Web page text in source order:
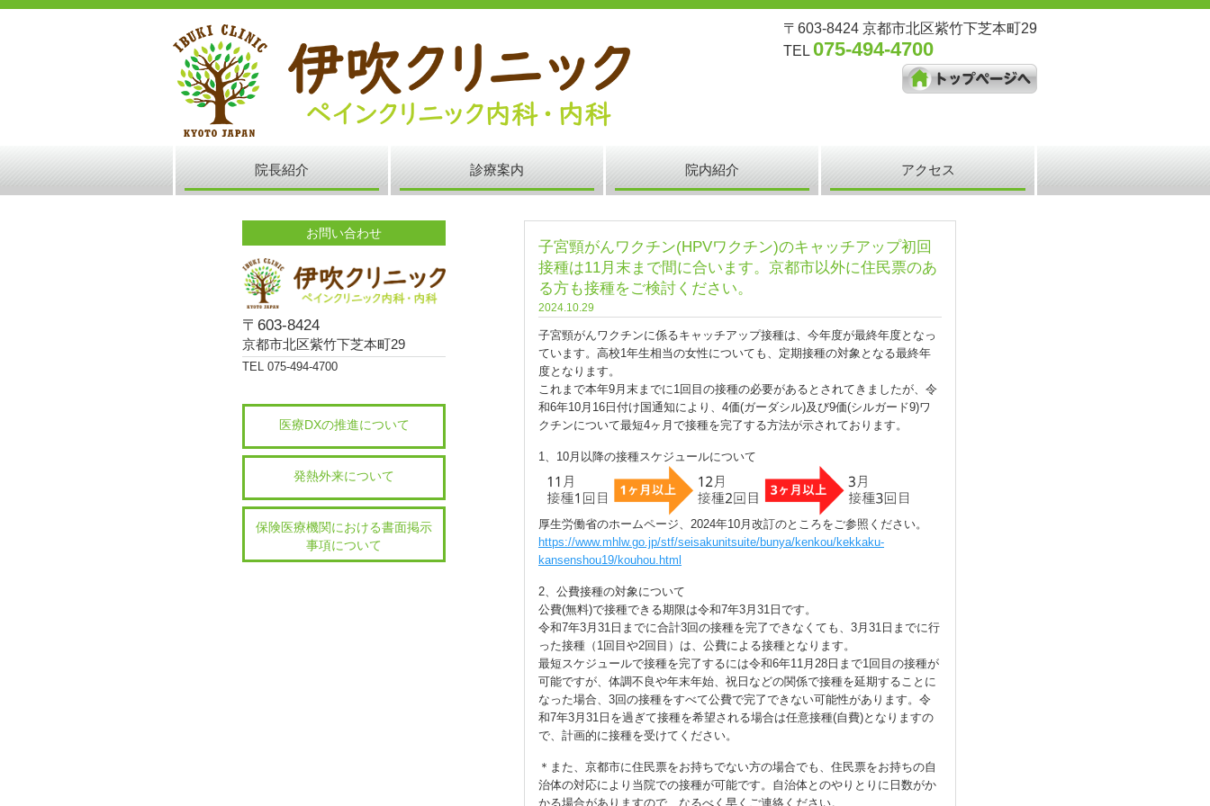
〒603-8424 京都市北区紫竹下芝本町29
TEL 075-494-4700
院長紹介 診療案内 院内紹介 アクセス
子宮頸がんワクチン(HPVワクチン)のキャッチアップ初回
接種は11月末まで間に合います。京都市以外に住民票のあ
る方も接種をご検討ください。
2024.10.29
子宮頸がんワクチンに係るキャッチアップ接種は、今年度が最終年度となっ
ています。高校1年生相当の女性についても、定期接種の対象となる最終年
度となります。
これまで本年9月末までに1回目の接種の必要があるとされてきましたが、令
和6年10月16日付け国通知により、4価(ガーダシル)及び9価(シルガード9)ワ
クチンについて最短4ヶ月で接種を完了する方法が示されております。
1、10月以降の接種スケジュールについて
厚生労働省のホームページ、2024年10月改訂のところをご参照ください。
https://www.mhlw.go.jp/stf/seisakunitsuite/bunya/kenkou/kekkaku-
kansenshou19/kouhou.html
2、公費接種の対象について
公費(無料)で接種できる期限は令和7年3月31日です。
令和7年3月31日までに合計3回の接種を完了できなくても、3月31日までに行
った接種（1回目や2回目）は、公費による接種となります。
最短スケジュールで接種を完了するには令和6年11月28日まで1回目の接種が
可能ですが、体調不良や年末年始、祝日などの関係で接種を延期することに
なった場合、3回の接種をすべて公費で完了できない可能性があります。令
和7年3月31日を過ぎて接種を希望される場合は任意接種(自費)となりますの
で、計画的に接種を受けてください。
＊また、京都市に住民票をお持ちでない方の場合でも、住民票をお持ちの自
治体の対応により当院での接種が可能です。自治体とのやりとりに日数がか
かる場合がありますので、なるべく早くご連絡ください。
お問い合わせ
〒603-8424
京都市北区紫竹下芝本町29
TEL 075-494-4700
医療DXの推進について
発熱外来について
保険医療機関における書面掲示
事項について